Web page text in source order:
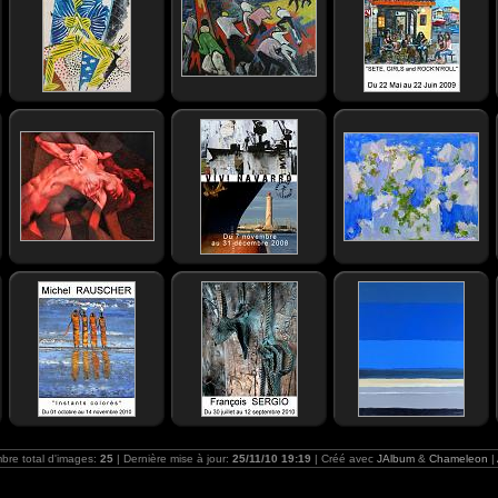
total d'images: 25| Dernière mise à jour: 25/11/10 19:19 | Créé avec JAlbum& Chameleon |